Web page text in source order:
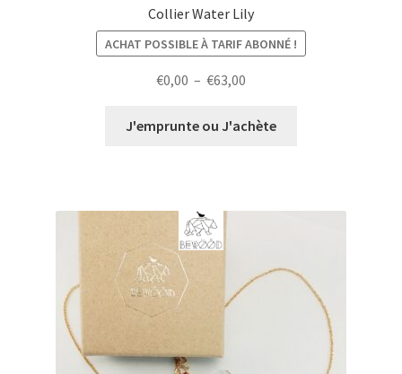
Collier Water Lily
ACHAT POSSIBLE À TARIF ABONNÉ !
€0,00 – €63,00
prix :
J'emprunte ou J'achète